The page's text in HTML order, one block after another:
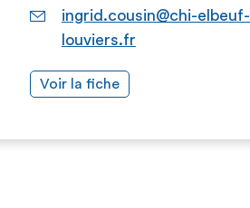
ingrid.cousin@chi-elbeuf-
louviers.fr
Voir la fiche